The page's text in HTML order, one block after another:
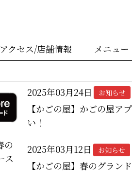
アクセス/店舗情報 メニュー
2025年03月24日 お知らせ
【かごの屋】かごの屋
い！
2025年03月12日 お知らせ
【かごの屋】春のグラン